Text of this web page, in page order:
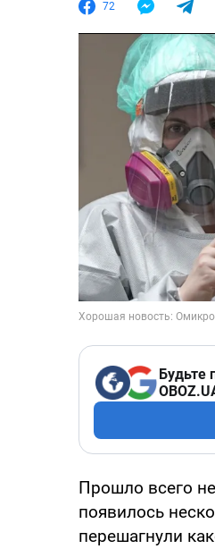
72
Будьте
Прошло всего
появилось
перешагнули